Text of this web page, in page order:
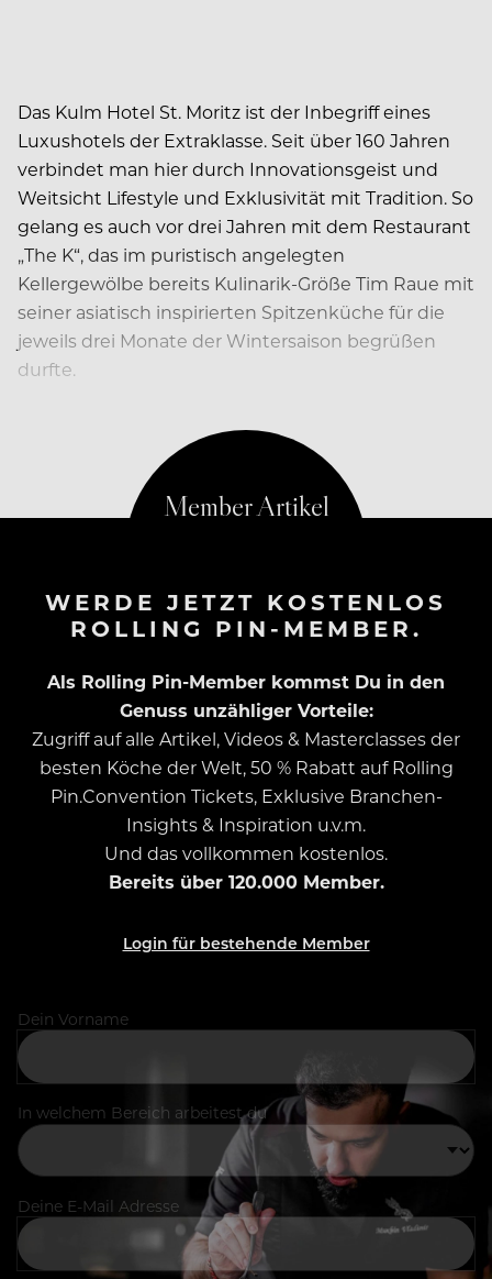
Das Kulm Hotel St. Moritz ist der Inbegriff eines
Luxushotels der Extraklasse. Seit über 160 Jahren
verbindet man hier durch Innovationsgeist und
Weitsicht Lifestyle und Exklusivität mit Tradition. So
gelang es auch vor drei Jahren mit dem Restaurant
„The K“, das im puristisch angelegten
Kellergewölbe bereits Kulinarik-Größe Tim Raue mit
seiner asiatisch inspirierten Spitzenküche für die
jeweils drei Monate der Wintersaison begrüßen
durfte.
WERDE JETZT KOSTENLOS
ROLLING PIN-MEMBER.
Als Rolling Pin-Member kommst Du in den
Genuss unzähliger Vorteile:
Zugriff auf alle Artikel, Videos & Masterclasses der
besten Köche der Welt, 50 % Rabatt auf Rolling
Pin.Convention Tickets, Exklusive Branchen-
Insights & Inspiration u.v.m.
Und das vollkommen kostenlos.
Bereits über 120.000 Member.
Login für bestehende Member
Dein Vorname
In welchem Bereich arbeitest du
Deine E-Mail Adresse